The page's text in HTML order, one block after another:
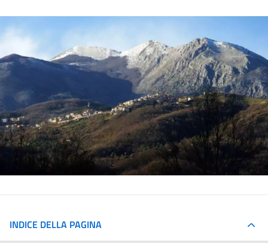
INDICE DELLA PAGINA